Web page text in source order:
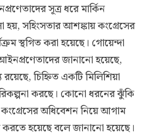
সূত্র ধরে মার্কিন
হয়, সহিংসতার আশঙ্কায় কংগ্রেসের
স্থগিত করা হয়েছে। গোয়েন্দা
জানানো হয়েছে,
চিহ্নিত একটি মিলিশিয়া
করছে। কোনো ধরনের ঝুঁকি
অধিবেশন নিয়ে আগাম
হয়েছে বলে জানানো হয়েছে।